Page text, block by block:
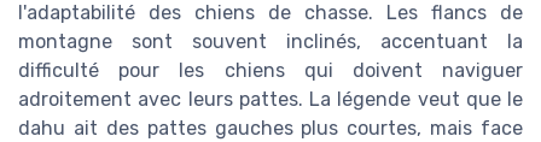
l'adaptabilité des chiens de chasse. Les flancs de
montagne sont souvent inclinés, accentuant la
difficulté pour les chiens qui doivent naviguer
adroitement avec leurs pattes. La légende veut que le
dahu ait des pattes gauches plus courtes, mais face